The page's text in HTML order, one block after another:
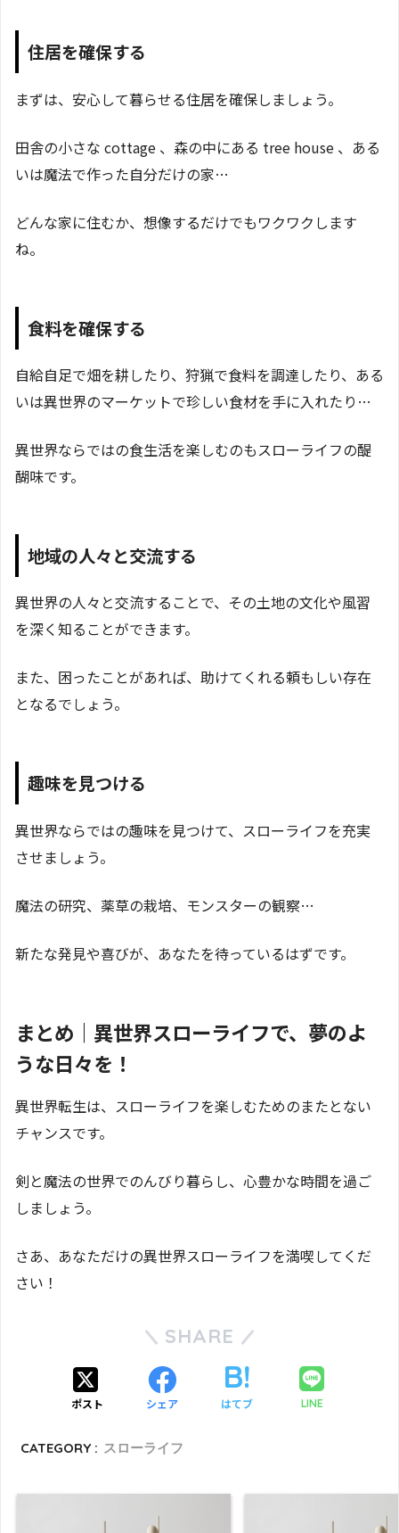
住居を確保する
まずは、安心して暮らせる住居を確保しましょう。
田舎の小さな cottage 、森の中にある tree house 、ある
いは魔法で作った自分だけの家…
どんな家に住むか、想像するだけでもワクワクします
ね。
食料を確保する
自給自足で畑を耕したり、狩猟で食料を調達したり、ある
いは異世界のマーケットで珍しい食材を手に入れたり…
異世界ならではの食生活を楽しむのもスローライフの醍
醐味です。
地域の人々と交流する
異世界の人々と交流することで、その土地の文化や風習
を深く知ることができます。
また、困ったことがあれば、助けてくれる頼もしい存在
となるでしょう。
趣味を見つける
異世界ならではの趣味を見つけて、スローライフを充実
させましょう。
魔法の研究、薬草の栽培、モンスターの観察…
新たな発見や喜びが、あなたを待っているはずです。
まとめ｜異世界スローライフで、夢のよ
うな日々を！
異世界転生は、スローライフを楽しむためのまたとない
チャンスです。
剣と魔法の世界でのんびり暮らし、心豊かな時間を過ご
しましょう。
さあ、あなただけの異世界スローライフを満喫してくだ
さい！
SHARE
ポスト シェア はてブ LINE
CATEGORY : スローライフ